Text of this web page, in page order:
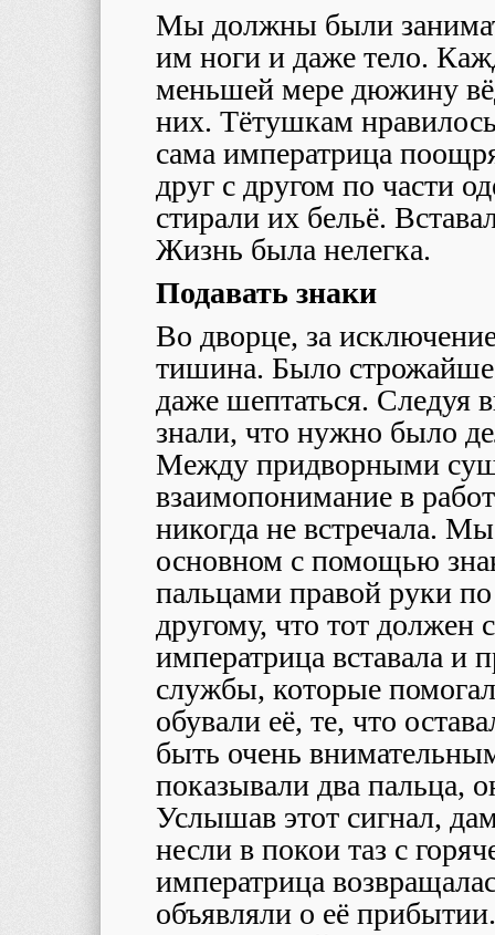
Мы должны были
им ноги и даже тело.
меньшей мере дюжину
них. Тётушкам
сама императрица
друг с другом по части
стирали их бельё.
Жизнь была нелегка.
Подавать знаки
Во дворце, за
тишина. Было
даже шептаться. Следуя
знали, что нужно было
Между придворными
взаимопонимание в
никогда не встречала.
основном с помощью
пальцами правой руки
другому, что тот должен
императрица вставала и
службы, которые
обували её, те, что
быть очень
показывали два пальца,
Услышав этот сигнал,
несли в покои таз с
императрица
объявляли о её